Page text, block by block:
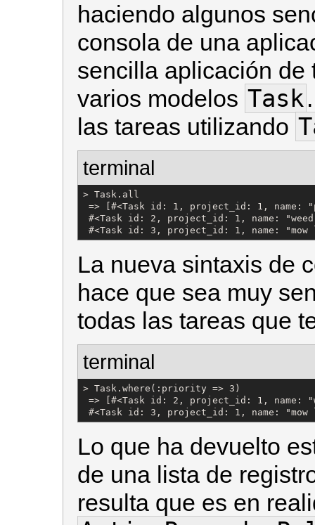
haciendo algunos
consola de una
sencilla aplicación de
varios modelos Task
las tareas utilizando
terminal
> Task.all
=> [#<Task id: 1, project_id: 1, name:
#<Task id: 2, project_id: 1, name:
#<Task id: 3, project_id: 1, name:
La nueva sintaxis de
hace que sea muy
todas las tareas que
terminal
> Task.where(:priority => 3)
=> [#<Task id: 2, project_id: 1, name:
#<Task id: 3, project_id: 1, name:
Lo que ha devuelto
de una lista de
resulta que es en